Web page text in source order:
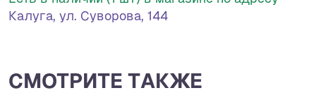
Калуга, ул. Суворова, 144
СМОТРИТЕ ТАКЖЕ